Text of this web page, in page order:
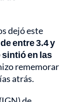
dejó este
entre 3.4 y
sintió en las
rememorar
atrás.